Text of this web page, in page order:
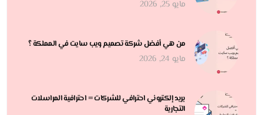
مايو 25, 2026
من هي أفضل شركة تصميم ويب سايت في المملكة ؟
مايو 24, 2026
بريد إلكتروني احترافي للشركات = احترافية المراسلات
التجارية